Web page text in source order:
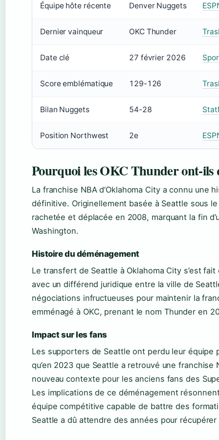
Équipe hôte récente Denver Nuggets
Dernier vainqueur OKC Thunder
Date clé 27 février 2026
Score emblématique 129-126
Bilan Nuggets 54-28
Position Northwest 2e
Pourquoi les OKC Thunder ont-ils
La franchise NBA d’Oklahoma City a connu une
définitive. Originellement basée à Seattle sous
rachetée et déplacée en 2008, marquant la fin
Washington.
Histoire du déménagement
Le transfert de Seattle à Oklahoma City s’est
avec un différend juridique entre la ville de
négociations infructueuses pour maintenir la
emménagé à OKC, prenant le nom Thunder en
Impact sur les fans
Les supporters de Seattle ont perdu leur équipe
qu’en 2023 que Seattle a retrouvé une franchise
nouveau contexte pour les anciens fans des
Les implications de ce déménagement
équipe compétitive capable de battre des
Seattle a dû attendre des années pour